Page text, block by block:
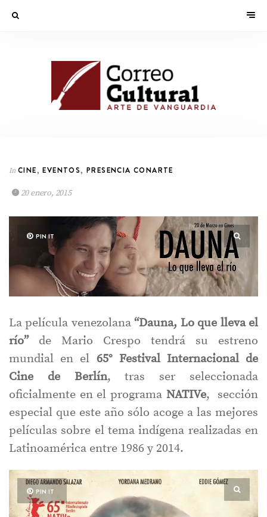
In CINE,EVENTOS,PRESENCIA CONARTE
20 enero, 2015
PIN IT
La película venezolana“Dauna, Lo que lleva el
río”de Mario Crespo tendrá su estreno
mundial en el 65° Festival Internacional de
Cine de Berlín, tras ser seleccionada
oficialmente en el programa NATIVe, sección
especial que este año sólo acoge a las mejores
películas sobre el tema indígena realizadas en
Latinoamérica entre 1986 y 2014.
PIN IT